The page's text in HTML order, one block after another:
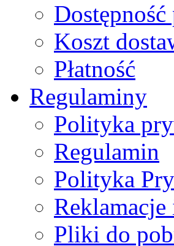
Koszt
Płatność
Regulaminy
Polityka
Regulamin
Polityka
Pliki do